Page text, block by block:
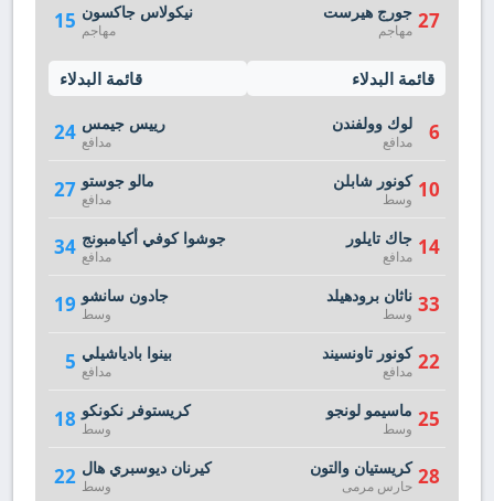
15 نيكولاس جاكسون
مهاجم
قائمة البدلاء
24 رييس جيمس
مدافع
27 مالو جوستو
مدافع
34 جوشوا كوفي أكيامبونج
مدافع
19 جادون سانشو
وسط
5 بينوا بادياشيلي
مدافع
18 كريستوفر نكونكو
وسط
22 كيرنان ديوسبري هال
وسط
27 جورج هيرست
مهاجم
قائمة البدلاء
6 لوك وولفندن
مدافع
10 كونور شابلن
وسط
14 جاك تايلور
مدافع
33 ناثان برودهيلد
وسط
22 كونور تاونسيند
مدافع
25 ماسيمو لونجو
وسط
28 كريستيان والتون
حارس مرمى